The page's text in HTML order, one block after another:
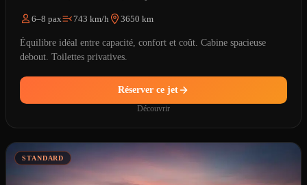
6–8 pax 743 km/h 3650 km
Équilibre idéal entre capacité, confort et coût. Cabine spacieuse
debout. Toilettes privatives.
Réserver ce jet
Découvrir
STANDARD